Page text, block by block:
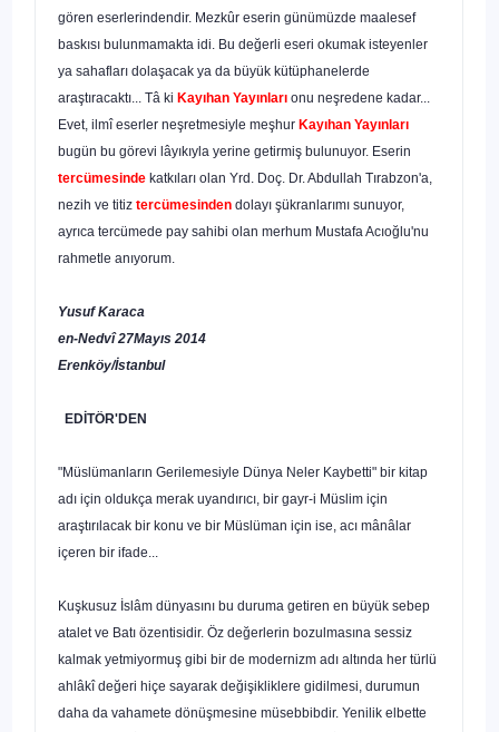
gören eserlerindendir. Mezkûr eserin günümüz­de maalesef
baskısı bulunmamakta idi. Bu değerli eseri oku­mak isteyenler
ya sahafları dolaşacak ya da büyük kütüphane­lerde
araştıracaktı... Tâ ki Kayıhan Yayınları onu neşredene kadar...
Evet, ilmî eserler neşretmesiyle meşhur Kayıhan Ya­yınları
bugün bu görevi lâyıkıyla yerine getirmiş bulunuyor. Eserin
tercümesinde katkıları olan Yrd. Doç. Dr. Abdullah Tırabzon'a,
nezih ve titiz tercümesinden dolayı şükranlarımı sunuyor,
ayrıca tercümede pay sahibi olan merhum Mustafa Acıoğlu'nu
rahmetle anıyorum.
Yusuf Karaca
en-Nedvî 27Mayıs 2014
Erenköy/İstanbul
EDİTÖR'DEN
"Müslümanların Gerilemesiyle Dünya Neler Kaybetti" bir kitap
adı için oldukça merak uyandırıcı, bir gayr-i Müslim için
araştırılacak bir konu ve bir Müslüman için ise, acı mânâlar
içeren bir ifade...
Kuşkusuz İslâm dünyasını bu duruma getiren en büyük se­bep
atalet ve Batı özentisidir. Öz değerlerin bozulmasına ses­siz
kalmak yetmiyormuş gibi bir de modernizm adı altında her türlü
ahlâkî değeri hiçe sayarak değişikliklere gidilmesi, duru­mun
daha da vahamete dönüşmesine müsebbibdir. Yenilik el­bette